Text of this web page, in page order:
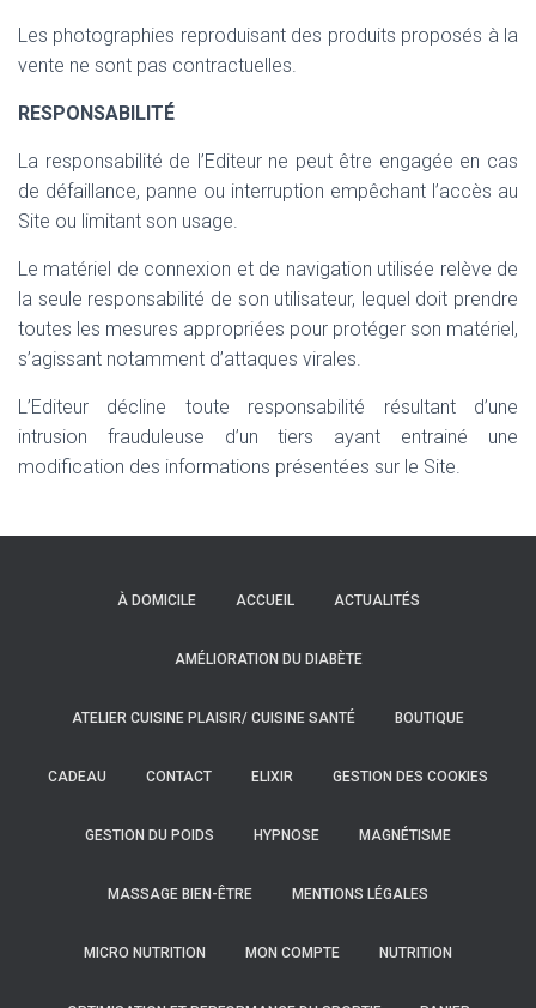
Les photographies reproduisant des produits proposés à la
vente ne sont pas contractuelles.
RESPONSABILITÉ
La responsabilité de l’Editeur ne peut être engagée en cas
de défaillance, panne ou interruption empêchant l’accès au
Site ou limitant son usage.
Le matériel de connexion et de navigation utilisée relève de
la seule responsabilité de son utilisateur, lequel doit prendre
toutes les mesures appropriées pour protéger son matériel,
s’agissant notamment d’attaques virales.
L’Editeur décline toute responsabilité résultant d’une
intrusion frauduleuse d’un tiers ayant entrainé une
modification des informations présentées sur le Site.
À DOMICILE ACCUEIL ACTUALITÉS
AMÉLIORATION DU DIABÈTE
ATELIER CUISINE PLAISIR/ CUISINE SANTÉ BOUTIQUE
CADEAU CONTACT ELIXIR GESTION DES COOKIES
GESTION DU POIDS HYPNOSE MAGNÉTISME
MASSAGE BIEN-ÊTRE MENTIONS LÉGALES
MICRO NUTRITION MON COMPTE NUTRITION